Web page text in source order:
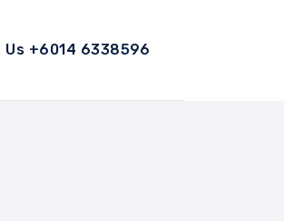
+6014 6338596